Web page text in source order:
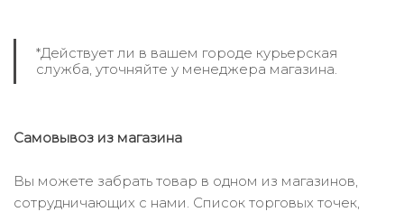
*Действует ли в вашем городе курьерская
служба, уточняйте у менеджера магазина.
Самовывоз из магазина
Вы можете забрать товар в одном из магазинов,
сотрудничающих с нами. Список торговых точек,